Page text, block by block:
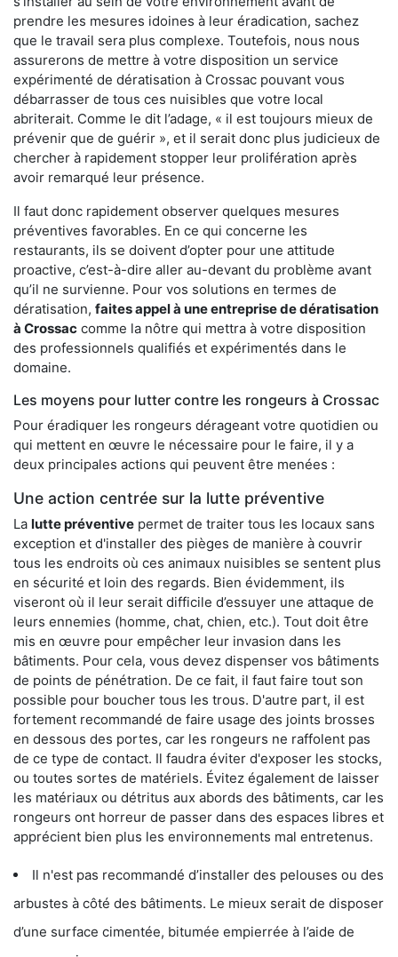
prendre les mesures idoines à leur éradication, sachez
que le travail sera plus complexe. Toutefois, nous nous
assurerons de mettre à votre disposition un service
expérimenté de dératisation à Crossac pouvant vous
débarrasser de tous ces nuisibles que votre local
abriterait. Comme le dit l’adage, « il est toujours mieux de
prévenir que de guérir », et il serait donc plus judicieux de
chercher à rapidement stopper leur prolifération après
avoir remarqué leur présence.
Il faut donc rapidement observer quelques mesures
préventives favorables. En ce qui concerne les
restaurants, ils se doivent d’opter pour une attitude
proactive, c’est-à-dire aller au-devant du problème avant
qu’il ne survienne. Pour vos solutions en termes de
dératisation, faites appel à une entreprise de dératisation
à Crossac comme la nôtre qui mettra à votre disposition
des professionnels qualifiés et expérimentés dans le
domaine.
Les moyens pour lutter contre les rongeurs à Crossac
Pour éradiquer les rongeurs dérageant votre quotidien ou
qui mettent en œuvre le nécessaire pour le faire, il y a
deux principales actions qui peuvent être menées :
Une action centrée sur la lutte préventive
La lutte préventive permet de traiter tous les locaux sans
exception et d'installer des pièges de manière à couvrir
tous les endroits où ces animaux nuisibles se sentent plus
en sécurité et loin des regards. Bien évidemment, ils
viseront où il leur serait difficile d’essuyer une attaque de
leurs ennemies (homme, chat, chien, etc.). Tout doit être
mis en œuvre pour empêcher leur invasion dans les
bâtiments. Pour cela, vous devez dispenser vos bâtiments
de points de pénétration. De ce fait, il faut faire tout son
possible pour boucher tous les trous. D'autre part, il est
fortement recommandé de faire usage des joints brosses
en dessous des portes, car les rongeurs ne raffolent pas
de ce type de contact. Il faudra éviter d'exposer les stocks,
ou toutes sortes de matériels. Évitez également de laisser
les matériaux ou détritus aux abords des bâtiments, car les
rongeurs ont horreur de passer dans des espaces libres et
apprécient bien plus les environnements mal entretenus.
Il n'est pas recommandé d’installer des pelouses ou des
arbustes à côté des bâtiments. Le mieux serait de disposer
d’une surface cimentée, bitumée empierrée à l’aide de